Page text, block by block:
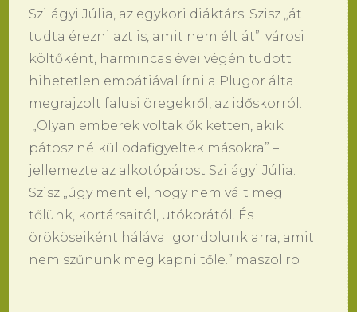
Szilágyi Júlia, az egykori diáktárs. Szisz „át
tudta érezni azt is, amit nem élt át”: városi
költőként, harmincas évei végén tudott
hihetetlen empátiával írni a Plugor által
megrajzolt falusi öregekről, az időskorról.
„Olyan emberek voltak ők ketten, akik
pátosz nélkül odafigyeltek másokra” –
jellemezte az alkotópárost Szilágyi Júlia.
Szisz „úgy ment el, hogy nem vált meg
tőlünk, kortársaitól, utókorától. És
örököseiként hálával gondolunk arra, amit
nem szűnünk meg kapni tőle.” maszol.ro